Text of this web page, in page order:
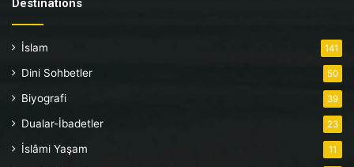
Destinations
İslam 141
Dini Sohbetler 50
Biyografi 39
Dualar-İbadetler 23
İslâmi Yaşam 11